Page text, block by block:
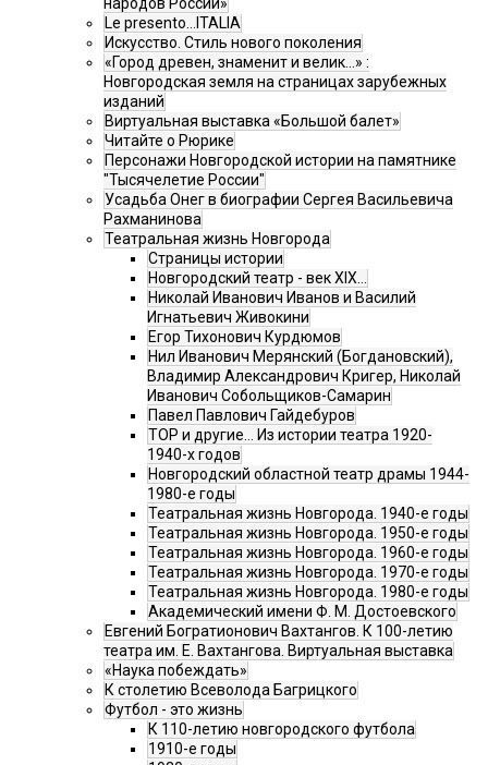
народов России»
Le presento...ITALIA
Искусство. Стиль нового поколения
«Город древен, знаменит и велик…» :
Новгородская земля на страницах зарубежных
изданий
Виртуальная выставка «Большой балет»
Читайте о Рюрике
Персонажи Новгородской истории на памятнике
"Тысячелетие России"
Усадьба Онег в биографии Сергея Васильевича
Рахманинова
Театральная жизнь Новгорода
Страницы истории
Новгородский театр - век XIX…
Николай Иванович Иванов и Василий
Игнатьевич Живокини
Егор Тихонович Курдюмов
Нил Иванович Мерянский (Богдановский),
Владимир Александрович Кригер, Николай
Иванович Собольщиков-Самарин
Павел Павлович Гайдебуров
ТОР и другие… Из истории театра 1920-
1940-х годов
Новгородский областной театр драмы 1944-
1980-е годы
Театральная жизнь Новгорода. 1940-е годы
Театральная жизнь Новгорода. 1950-е годы
Театральная жизнь Новгорода. 1960-е годы
Театральная жизнь Новгорода. 1970-е годы
Театральная жизнь Новгорода. 1980-е годы
Академический имени Ф. М. Достоевского
Евгений Богратионович Вахтангов. К 100-летию
театра им. Е. Вахтангова. Виртуальная выставка
«Наука побеждать»
К столетию Всеволода Багрицкого
Футбол - это жизнь
К 110-летию новгородского футбола
1910-е годы